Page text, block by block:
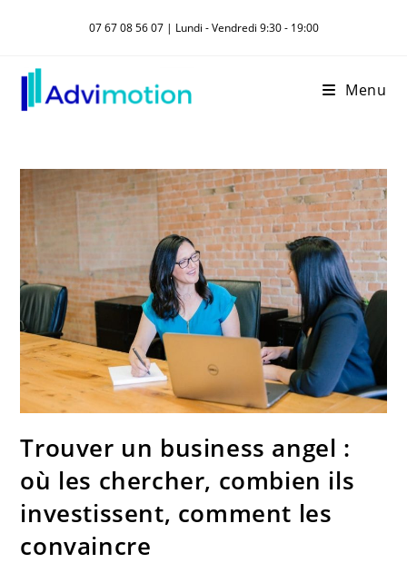
07 67 08 56 07 | Lundi - Vendredi 9:30 - 19:00
Menu
Trouver un business angel :
où les chercher, combien ils
investissent, comment les
convaincre